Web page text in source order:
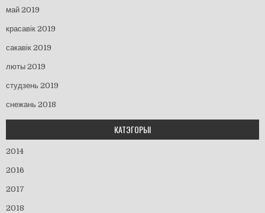
май 2019
красавік 2019
сакавік 2019
люты 2019
студзень 2019
снежань 2018
КАТЭГОРЫІ
2014
2016
2017
2018